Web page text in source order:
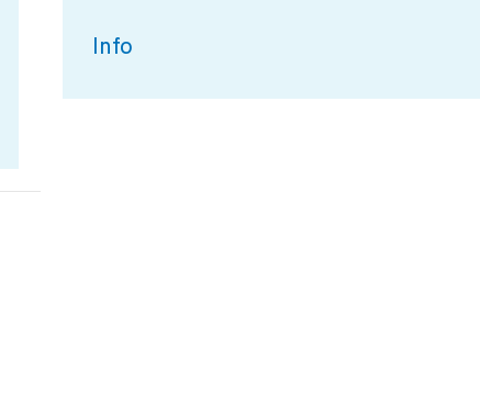
Vorgehensweisen
Info